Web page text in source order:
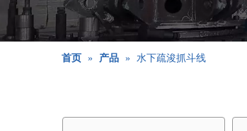
首页 » 产品 » 水下疏浚抓斗线